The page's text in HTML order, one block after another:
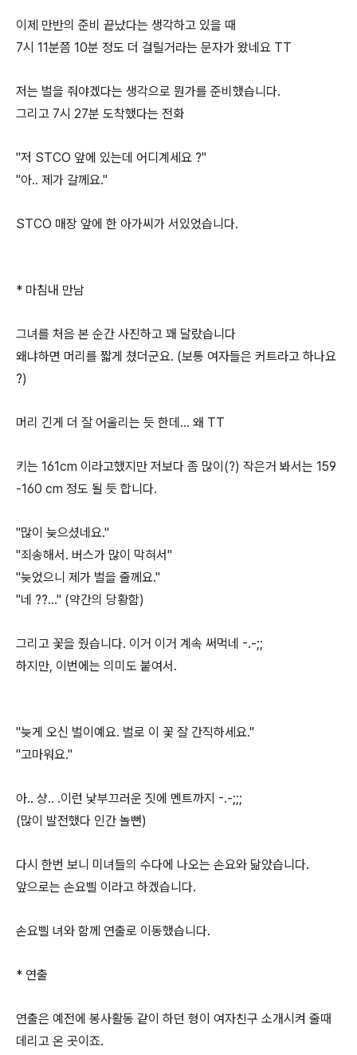
이제 만반의 준비 끝났다는 생각하고 있을 때
7시 11분쯤 10분 정도 더 걸릴거라는 문자가 왔네요 TT
저는 벌을 줘야겠다는 생각으로 뭔가를 준비했습니다.
그리고 7시 27분 도착했다는 전화
"저 STCO 앞에 있는데 어디계세요 ?"
"아.. 제가 갈께요."
STCO 매장 앞에 한 아가씨가 서있었습니다.
* 마침내 만남
그녀를 처음 본 순간 사진하고 꽤 달랐습니다
왜냐하면 머리를 짧게 쳤더군요. (보통 여자들은 커트라고 하나요
?)
머리 긴게 더 잘 어울리는 듯 한데... 왜 TT
키는 161cm 이라고했지만 저보다 좀 많이(?) 작은거 봐서는 159
-160 cm 정도 될 듯 합니다.
"많이 늦으셨네요."
"죄송해서. 버스가 많이 막혀서"
"늦었으니 제가 벌을 줄께요."
"네 ??..." (약간의 당황함)
그리고 꽃을 줬습니다. 이거 이거 계속 써먹네 -.-;;
하지만, 이번에는 의미도 붙여서.
"늦게 오신 벌이예요. 벌로 이 꽃 잘 간직하세요."
"고마워요."
아.. 샹.. .이런 낯부끄러운 짓에 멘트까지 -.-;;;
(많이 발전했다 인간 놀뻔)
다시 한번 보니 미녀들의 수다에 나오는 손요와 닮았습니다.
앞으로는 손요삘 이라고 하겠습니다.
손요삘 녀와 함께 연출로 이동했습니다.
* 연출
연출은 예전에 봉사활동 같이 하던 형이 여자친구 소개시켜 줄때
데리고 온 곳이죠.